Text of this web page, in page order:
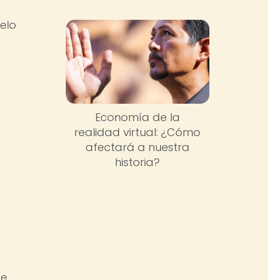
Economía de la
realidad virtual: ¿Cómo
afectará a nuestra
historia?